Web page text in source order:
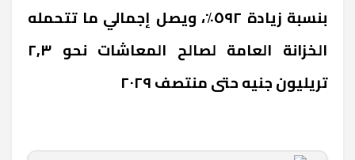
بنسبة زيادة ٥٩٢٪، ويصل إجمالي ما تتحمله
الخزانة العامة لصالح المعاشات نحو ٢,٣
تريليون جنيه حتى منتصف ٢٠٢٩